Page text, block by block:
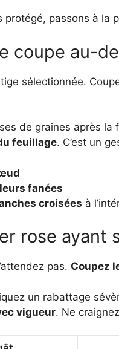
protégé, passons à la
coupe au-
sélectionnée.
de graines après
feuillage. C’est un
fanées
croisées à
rose ayant
pas. Coupez
un rabattage
vigueur. Ne